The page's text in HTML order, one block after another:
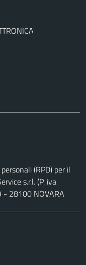
(RPD) per il
s.r.l. (P. iva
- 28100 NOVARA